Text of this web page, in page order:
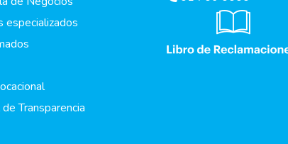
especializados
Transparencia